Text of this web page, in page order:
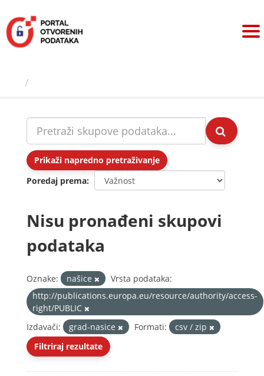
sadržaj
Prikaži napredno pretraživanje
Poredaj prema
Nisu pronađeni skupovi
podataka
Oznake: našice
Vrsta podataka:
http://publications.europa.eu/resource/authority/access-
right/PUBLIC
Izdavači:
grad-nasice Formati:
csv / zip
Filtriraj rezultate